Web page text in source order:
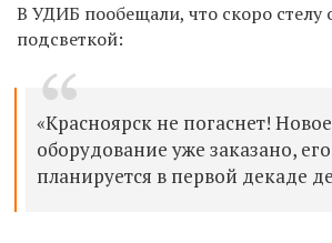
В УДИБ пообещали, что скоро стелу
подсветкой:
«Красноярск не погаснет! Новое
оборудование уже заказано,
планируется в первой декаде